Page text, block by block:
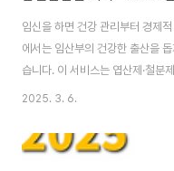
임신을 하면 건강 관리부터 경제
에서는 임산부의 건강한 출산을
습니다. 이 서비스는 엽산제·철분
산모 건강관리 지원 등다양한 혜
겠습니다. 😊 "임산부 자동차 표
는 것을 추천 드립니다.임산부 자
2025. 3. 6.